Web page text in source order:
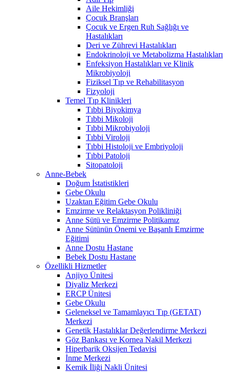
Aile Hekimliği
Çocuk Branşları
Çocuk ve Ergen Ruh Sağlığı ve
Hastalıkları
Deri ve Zührevi Hastalıkları
Endokrinoloji ve Metabolizma Hastalıkları
Enfeksiyon Hastalıkları ve Klinik
Mikrobiyoloji
Fiziksel Tıp ve Rehabilitasyon
Fizyoloji
Temel Tıp Klinikleri
Tıbbi Biyokimya
Tıbbi Mikoloji
Tıbbi Mikrobiyoloji
Tıbbi Viroloji
Tıbbi Histoloji ve Embriyoloji
Tıbbi Patoloji
Sitopatoloji
Anne-Bebek
Doğum İstatistikleri
Gebe Okulu
Uzaktan Eğitim Gebe Okulu
Emzirme ve Relaktasyon Polikliniği
Anne Sütü ve Emzirme Politikamız
Anne Sütünün Önemi ve Başarılı Emzirme
Eğitimi
Anne Dostu Hastane
Bebek Dostu Hastane
Özellikli Hizmetler
Anjiyo Ünitesi
Diyaliz Merkezi
ERCP Ünitesi
Gebe Okulu
Geleneksel ve Tamamlayıcı Tıp (GETAT)
Merkezi
Genetik Hastalıklar Değerlendirme Merkezi
Göz Bankası ve Kornea Nakil Merkezi
Hiperbarik Oksijen Tedavisi
İnme Merkezi
Kemik İliği Nakli Ünitesi